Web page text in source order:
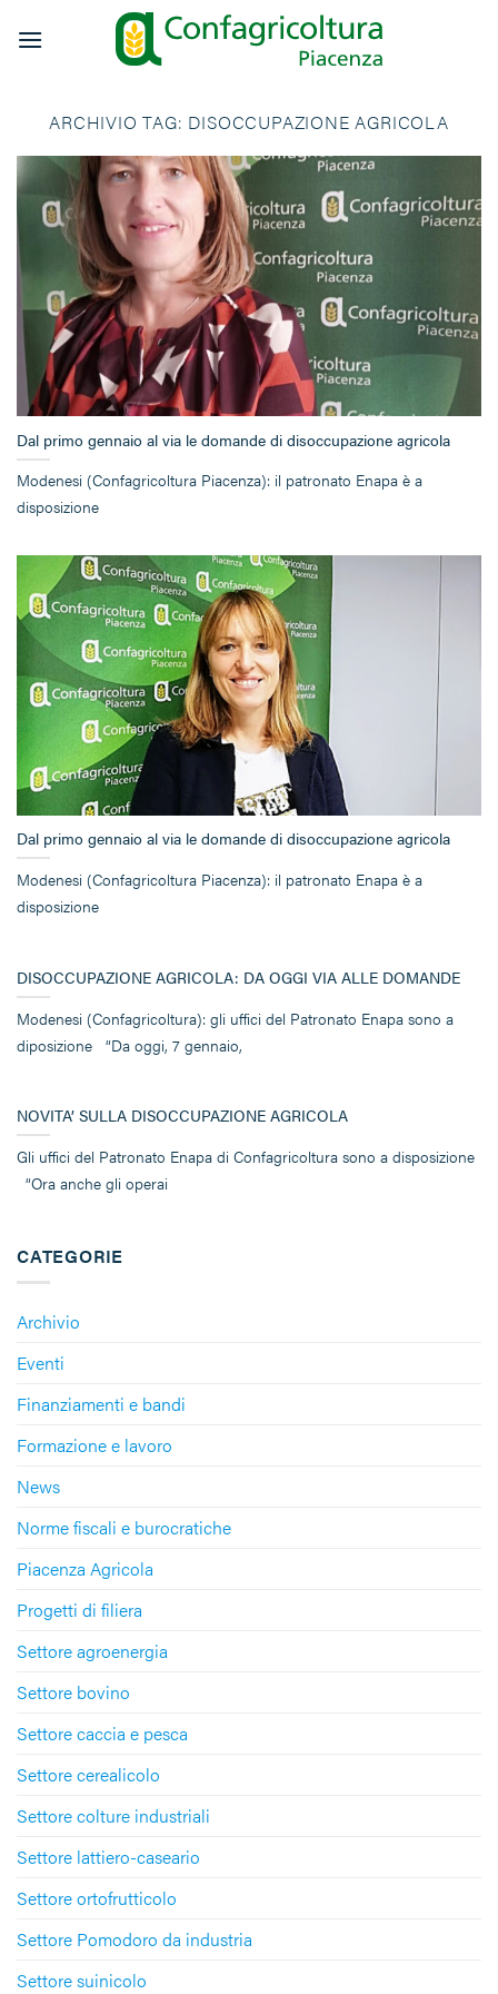
ARCHIVIO TAG: DISOCCUPAZIONE AGRICOLA
CATEGORIE
Archivio
Eventi
Finanziamenti e bandi
Formazione e lavoro
News
Norme fiscali e burocratiche
Piacenza Agricola
Progetti di filiera
Settore agroenergia
Settore bovino
Settore caccia e pesca
Settore cerealicolo
Settore colture industriali
Settore lattiero-caseario
Settore ortofrutticolo
Settore Pomodoro da industria
Settore suinicolo
Dal primo gennaio al via le domande di disoccupazione agricola
Modenesi (Confagricoltura Piacenza): il patronato Enapa è a
disposizione
Dal primo gennaio al via le domande di disoccupazione agricola
Modenesi (Confagricoltura Piacenza): il patronato Enapa è a
disposizione
DISOCCUPAZIONE AGRICOLA: DA OGGI VIA ALLE DOMANDE
Modenesi (Confagricoltura): gli uffici del Patronato Enapa sono a
diposizione “Da oggi, 7 gennaio,
NOVITA’ SULLA DISOCCUPAZIONE AGRICOLA
Gli uffici del Patronato Enapa di Confagricoltura sono a disposizione
“Ora anche gli operai